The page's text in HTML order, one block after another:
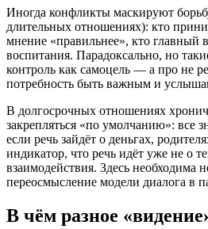
Иногда конфликты маскируют
длительных отношениях): кто
мнение «правильнее», кто главный
воспитания. Парадоксально, но
контроль как самоцель — а про не
потребность быть важным и
В долгосрочных отношениях
закрепляться «по умолчанию»: все
если речь зайдёт о деньгах,
индикатор, что речь идёт уже не о
взаимодействия. Здесь необходима
переосмысление модели диалога в
В чём разное